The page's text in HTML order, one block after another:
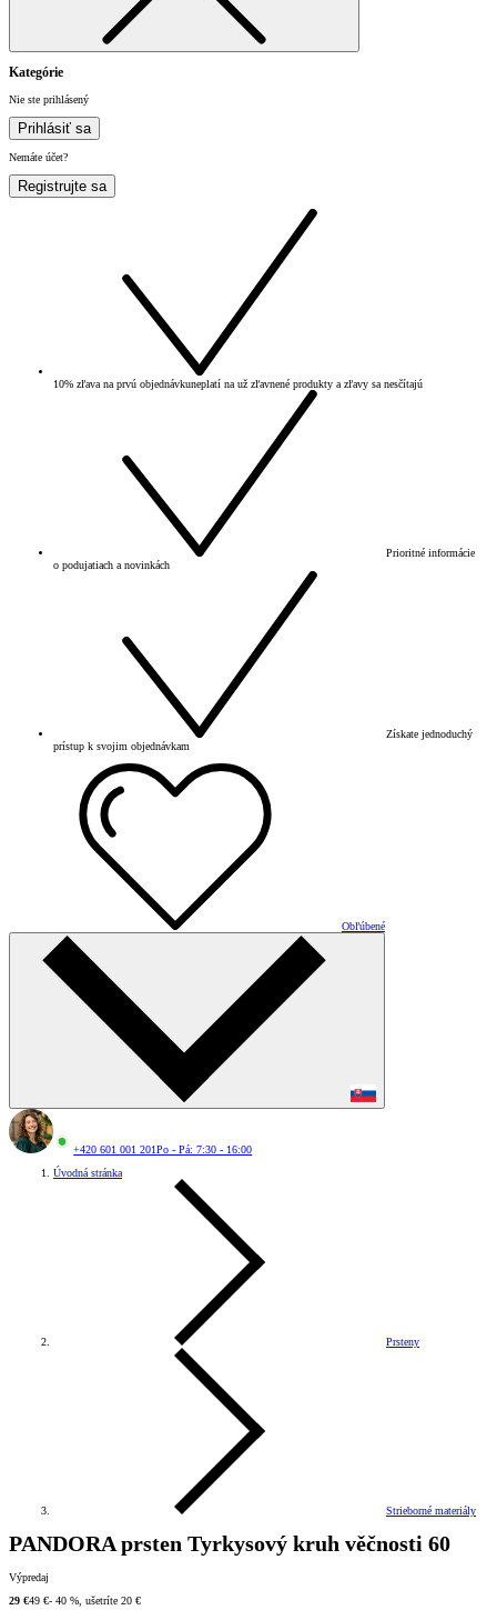
Kategórie
Nie ste prihlásený
Prihlásiť sa
Nemáte účet?
Registrujte sa
10% zľava na prvú objednávkuneplatí na už zľavnené produkty a zľavy sa nesčítajú
Prioritné informácie
o podujatiach a novinkách
Získate jednoduchý
prístup k svojim objednávkam
Obľúbené
+420 601 001 201Po - Pá: 7:30 - 16:00
Úvodná stránka
Prsteny
Strieborné materiály
PANDORA prsten Tyrkysový kruh věčnosti 60
Výpredaj
29 €49 €- 40 %, ušetríte 20 €